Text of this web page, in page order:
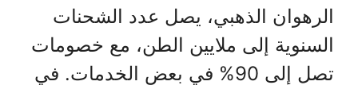
الرهوان الذهبي، يصل عدد الشحنات
السنوية إلى ملايين الطن، مع خصومات
تصل إلى 90% في بعض الخدمات. في